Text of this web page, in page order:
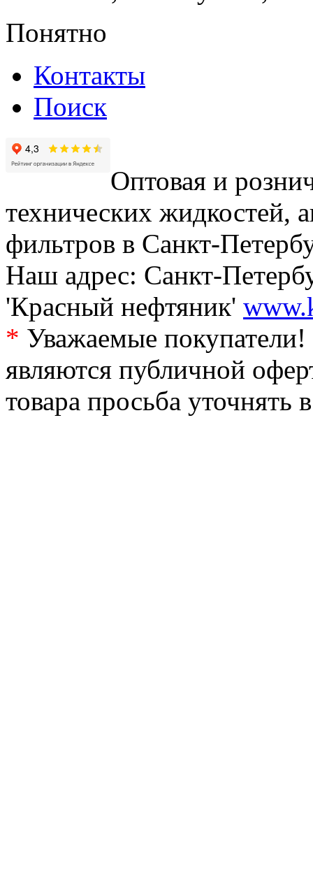
Понятно
Контакты
Поиск
Оптовая и
технических жидкостей,
фильтров в Санкт-
Наш адрес: Санкт-
'Красный нефтяник'
* Уважаемые
являются публичной
товара просьба уточнять